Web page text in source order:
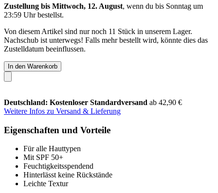
Zustellung bis Mittwoch, 12. August, wenn du bis Sonntag um
23:59 Uhrbestellst.
Von diesem Artikel sind nur noch 11 Stück in unserem Lager.
Nachschub ist unterwegs! Falls mehr bestellt wird, könnte dies das
Zustelldatum beeinflussen.
In den Warenkorb
Deutschland: Kostenloser Standardversand ab 42,90 €
Weitere Infos zu Versand & Lieferung
Eigenschaften und Vorteile
Für alle Hauttypen
Mit SPF 50+
Feuchtigkeitsspendend
Hinterlässt keine Rückstände
Leichte Textur